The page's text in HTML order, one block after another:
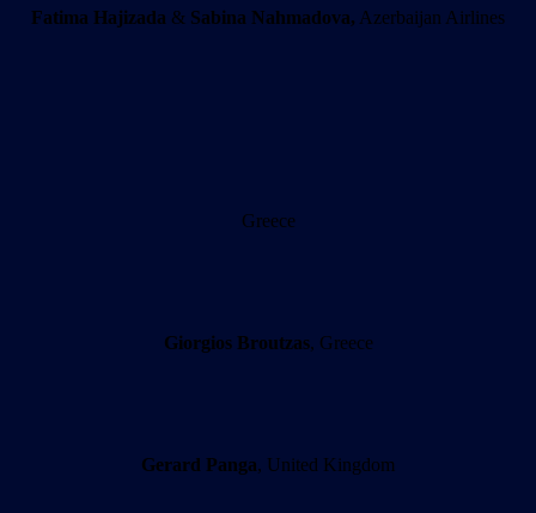
Fatima Hajizada & Sabina Nahmadova, Azerbaijan Airlines
Greece
Giorgios Broutzas, Greece
Gerard Panga, United Kingdom